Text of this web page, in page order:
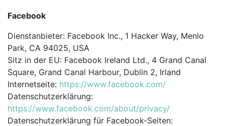
Facebook
Dienstanbieter: Facebook Inc., 1 Hacker Way, Menlo
Park, CA 94025, USA
Sitz in der EU: Facebook Ireland Ltd., 4 Grand Canal
Square, Grand Canal Harbour, Dublin 2, Irland
Internetseite: https://www.facebook.com/
Datenschutzerklärung:
https://www.facebook.com/about/privacy/
Datenschutzerklärung für Facebook-Seiten: